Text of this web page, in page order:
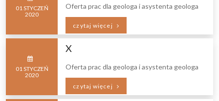
01STYCZEŃ
2020
Oferta prac dla geologa i asystenta geologa
czytaj więcej
01STYCZEŃ
2020
X
Oferta prac dla geologa i asystenta geologa
czytaj więcej